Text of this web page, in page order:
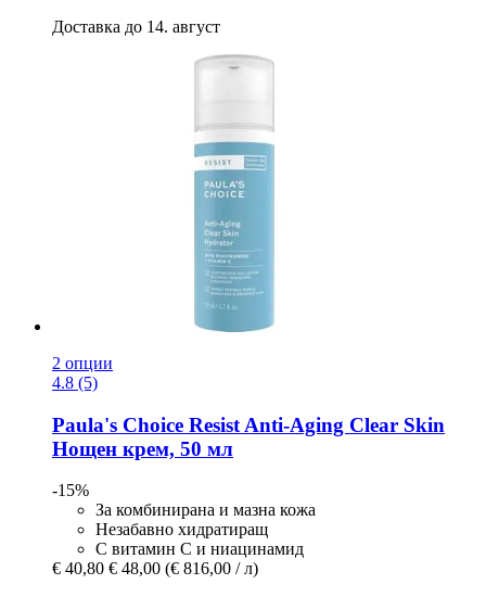
Доставка до 14. август
2 опции
4.8 (5)
Paula's Choice Resist Anti-​Aging Clear Skin
Нощен крем, 50 мл
-15%
За комбинирана и мазна кожа
Незабавно хидратиращ
С витамин С и ниацинамид
€ 40,80 € 48,00 (€ 816,00 / л)